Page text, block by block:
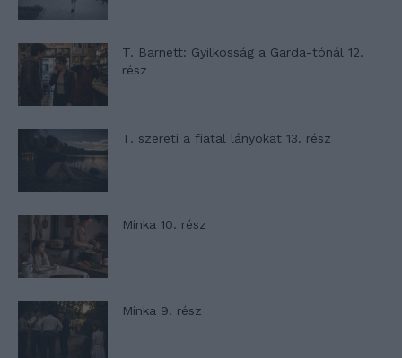
T. Barnett: Gyilkosság a Garda-tónál 12.
rész
T. szereti a fiatal lányokat 13. rész
Minka 10. rész
Minka 9. rész